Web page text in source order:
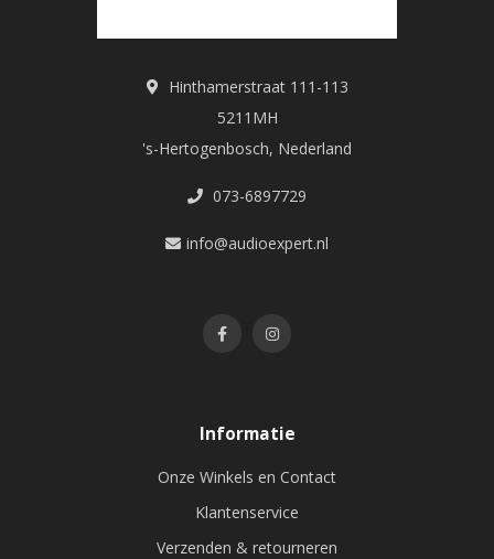
Hinthamerstraat 111-113
5211MH
's-Hertogenbosch, Nederland
073-6897729
info@audioexpert.nl
Informatie
Onze Winkels en Contact
Klantenservice
Verzenden & retourneren